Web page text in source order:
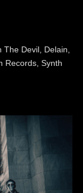
The Devil, Delain,
Records, Synth